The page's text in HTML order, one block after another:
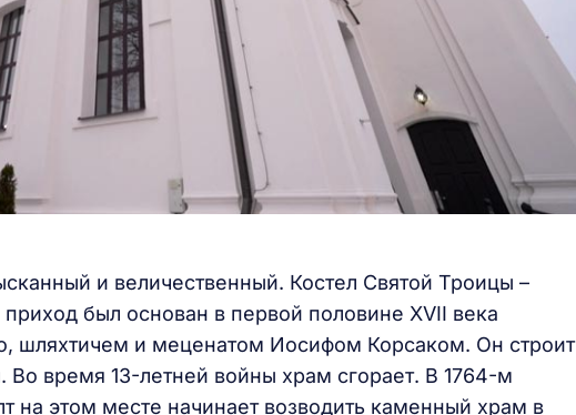
и величественный. Костел Святой Троицы –
был основан в первой половине XVII века
шляхтичем и меценатом Иосифом Корсаком. Он строит
Во время 13-летней войны храм сгорает. В 1764-м
на этом месте начинает возводить каменный храм в